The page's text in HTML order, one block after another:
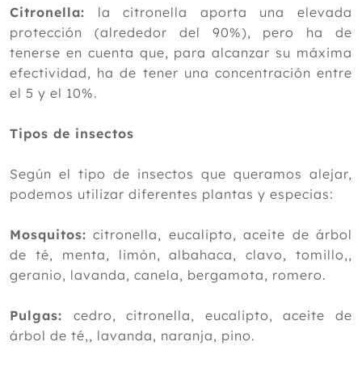
Citronella: la citronella aporta una elevada
protección (alrededor del 90%), pero ha de
tenerse en cuenta que, para alcanzar su máxima
efectividad, ha de tener una concentración entre
el 5 y el 10%.
Tipos de insectos
Según el tipo de insectos que queramos alejar,
podemos utilizar diferentes plantas y especias:
Mosquitos: citronella, eucalipto, aceite de árbol
de té, menta, limón, albahaca, clavo, tomillo,,
geranio, lavanda, canela, bergamota, romero.
Pulgas: cedro, citronella, eucalipto, aceite de
árbol de té,, lavanda, naranja, pino.